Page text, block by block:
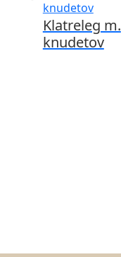
Klatreleg m.
knudetov